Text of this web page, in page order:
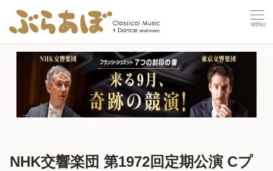
NHK交響楽団 第1972回定期公演 Cプ